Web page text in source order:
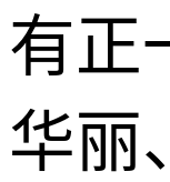
有正
华丽